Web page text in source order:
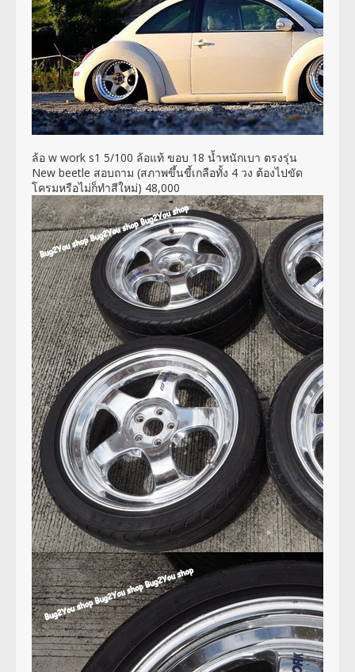
ล้อ w work s1 5/100 ล้อแท้ ขอบ 18 น้ำหนักเบา ตรงรุ่น
New beetle สอบถาม (สภาพขึ้นขี้เกลือทั้ง 4 วง ต้องไปขัด
โครมหรือไม่ก็ทำสีใหม่) 48,000